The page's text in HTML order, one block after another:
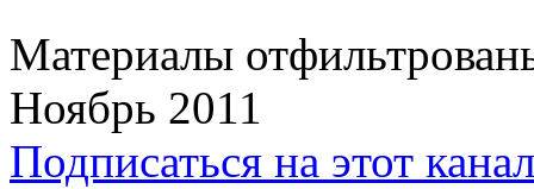
Материалы
Ноябрь 2011
Подписаться на этот